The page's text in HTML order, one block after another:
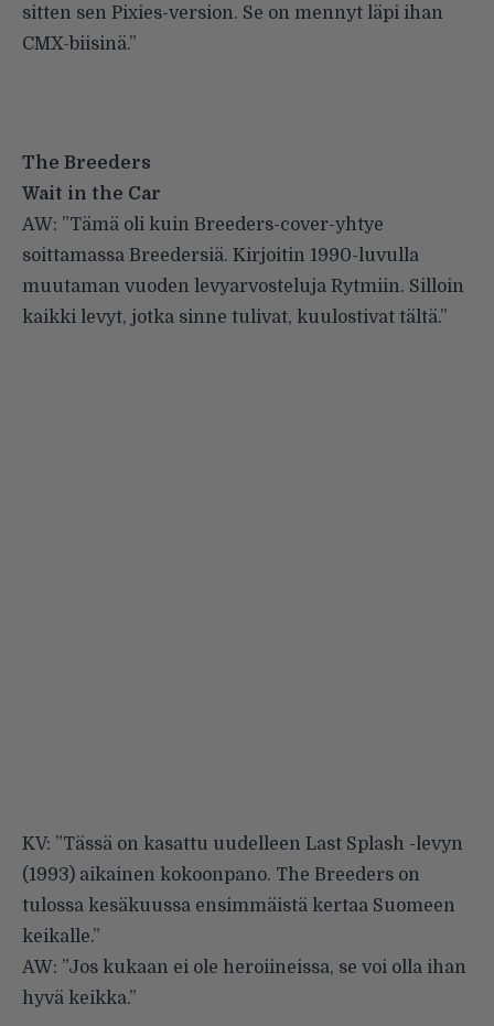
sitten sen Pixies-version. Se on mennyt läpi ihan
CMX-biisinä.”
The Breeders
Wait in the Car
AW: ”Tämä oli kuin Breeders-cover-yhtye
soittamassa Breedersiä. Kirjoitin 1990-luvulla
muutaman vuoden levyarvosteluja Rytmiin. Silloin
kaikki levyt, jotka sinne tulivat, kuulostivat tältä.”
KV: ”Tässä on kasattu uudelleen Last Splash -levyn
(1993) aikainen kokoonpano. The Breeders on
tulossa kesäkuussa ensimmäistä kertaa Suomeen
keikalle.”
AW: ”Jos kukaan ei ole heroiineissa, se voi olla ihan
hyvä keikka.”